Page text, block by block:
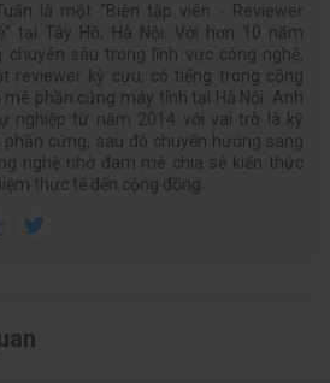
là một “Biên tập viên - Reviewer
tại Tây Hồ, Hà Nội. Với hơn 10 năm
chuyên sâu trong lĩnh vực công nghệ,
reviewer kỳ cựu, có tiếng trong cộng
mê phần cứng máy tính tại Hà Nội. Anh
nghiệp từ năm 2014 với vai trò là kỹ
cứng, sau đó chuyển hướng sang
nghệ nhờ đam mê chia sẻ kiến thức
thực tế đến cộng đồng.